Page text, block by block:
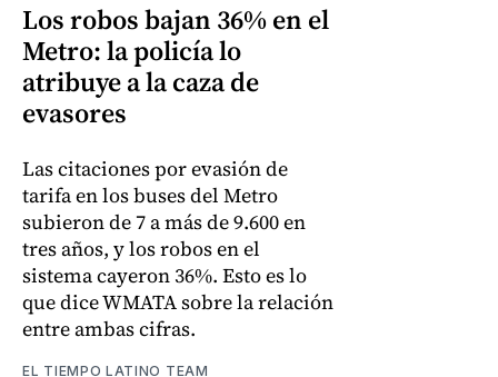
Los robos bajan 36% en el
Metro: la policía lo
atribuye a la caza de
evasores
Las citaciones por evasión de
tarifa en los buses del Metro
subieron de 7 a más de 9.600 en
tres años, y los robos en el
sistema cayeron 36%. Esto es lo
que dice WMATA sobre la relación
entre ambas cifras.
EL TIEMPO LATINO TEAM